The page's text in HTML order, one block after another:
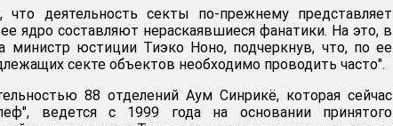
что деятельность секты по-прежнему представляет
ядро составляют нераскаявшиеся фанатики. На это, в
министр юстиции Тиэко Ноно, подчеркнув, что, по ее
секте объектов необходимо проводить часто".
88 отделений Аум Синрикё, которая сейчас
ведется с 1999 года на основании принятого